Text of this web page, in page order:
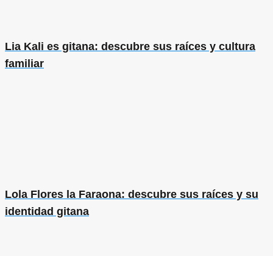
Lia Kali es gitana: descubre sus raíces y cultura
familiar
Lola Flores la Faraona: descubre sus raíces y su
identidad gitana